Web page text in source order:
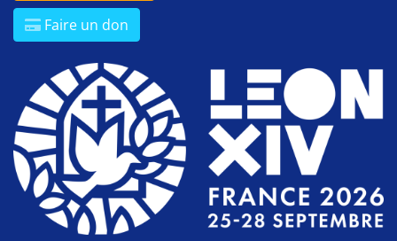
Faire un don